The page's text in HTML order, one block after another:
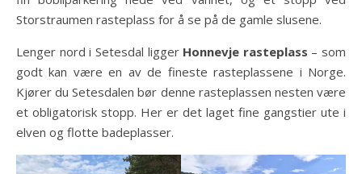
Storstraumen rasteplass for å se på de gamle slusene.
Lenger nord i Setesdal ligger Honnevje rasteplass – som
godt kan være en av de fineste rasteplassene i Norge.
Kjører du Setesdalen bør denne rasteplassen nesten være
et obligatorisk stopp. Her er det laget fine gangstier ute i
elven og flotte badeplasser.